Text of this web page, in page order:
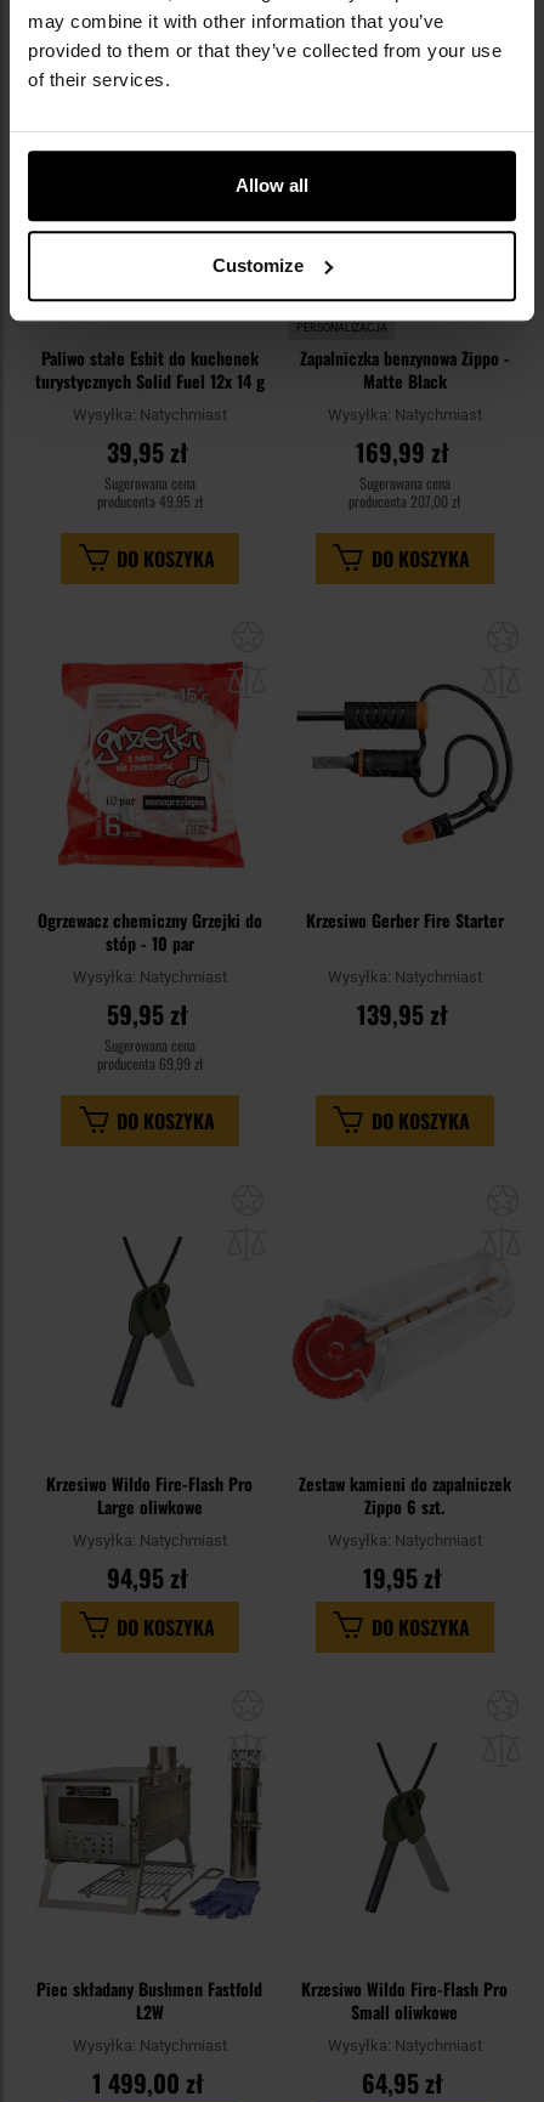
may combine it with other information that you’ve
provided to them or that they’ve collected from your use
of their services.
Allow all
Customize
Dodaj
schowka
Paliwo stałe Esbit do kuchenek
turystycznych Solid Fuel 12x 14 g
Wysyłka: Natychmiast
39,95 zł
Sugerowana cena
producenta 49,95 zł
DO KOSZYKA
PERSONALIZACJA
Zapalniczka benzynowa Zippo -
Matte Black
Wysyłka: Natychmiast
169,99 zł
Sugerowana cena
producenta 207,00 zł
DO KOSZYKA
Ogrzewacz chemiczny Grzejki do
stóp - 10 par
Wysyłka: Natychmiast
59,95 zł
Sugerowana cena
producenta 69,99 zł
DO KOSZYKA
Krzesiwo Gerber Fire Starter
Wysyłka: Natychmiast
139,95 zł
DO KOSZYKA
Krzesiwo Wildo Fire-Flash Pro
Large oliwkowe
Wysyłka: Natychmiast
94,95 zł
DO KOSZYKA
Zestaw kamieni do zapalniczek
Zippo 6 szt.
Wysyłka: Natychmiast
19,95 zł
DO KOSZYKA
Piec składany Bushmen Fastfold
L2W
Wysyłka: Natychmiast
1 499,00 zł
Krzesiwo Wildo Fire-Flash Pro
Small oliwkowe
Wysyłka: Natychmiast
64,95 zł